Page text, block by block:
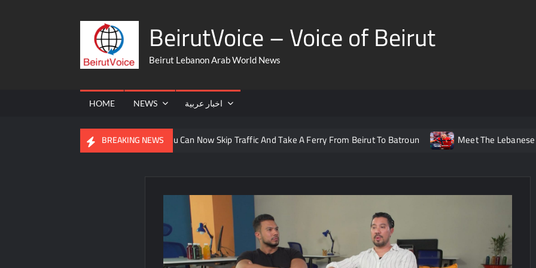
BeirutVoice – Voice of Beirut
Beirut Lebanon Arab World News
HOME NEWS اخبار عربية
BREAKING NEWS
The United States You Can Now Skip Traffic And Take A Ferry From Beirut To Batroun Meet The Lebanese